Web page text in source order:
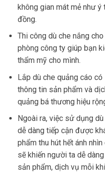
không gian mát mẻ như
đồng.
Thi công dù che nắng
phòng công ty giúp bạn
thẩm mỹ cho mình.
Lắp dù che quảng cáo
thông tin sản phẩm và
quảng bá thương hiệu
Ngoài ra, việc sử dụng
dễ dàng tiếp cận được
phẩm thu hút hết ánh
sẽ khiến người ta dễ
sản phẩm, dịch vụ mỗi